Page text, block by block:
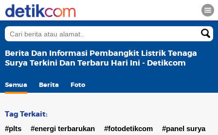
Berita Dan Informasi Pembangkit Listrik Tenaga
Surya Terkini Dan Terbaru Hari Ini - Detikcom
Semua Berita Foto
Tag Terkait:
#plts #energi terbarukan #fotodetikcom
#panel surya